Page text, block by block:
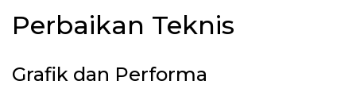
Perbaikan Teknis
Grafik dan Performa